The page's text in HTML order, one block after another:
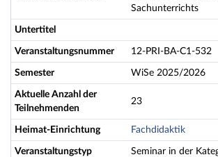
Sachunterrichts
Untertitel
Veranstaltungsnummer 12-PRI-BA-C1-532
Semester WiSe 2025/2026
Aktuelle Anzahl der
Teilnehmenden
23
Heimat-Einrichtung Fachdidaktik
Veranstaltungstyp Seminar in der